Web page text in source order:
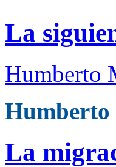
La
Humberto
Humberto
La